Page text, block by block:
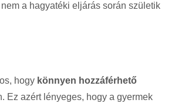
a hagyatéki eljárás során születik
hogy könnyen hozzáférhető
Ez azért lényeges, hogy a gyermek